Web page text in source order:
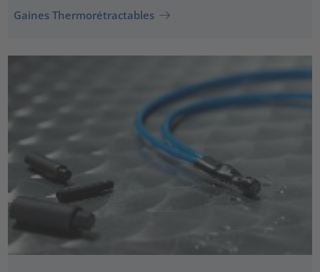
Gaines Thermorétractables